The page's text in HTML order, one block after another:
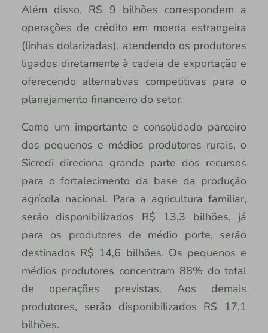
Além disso, R$ 9 bilhões correspondem a
operações de crédito em moeda estrangeira
(linhas dolarizadas), atendendo os produtores
ligados diretamente à cadeia de exportação e
oferecendo alternativas competitivas para o
planejamento financeiro do setor.
Como um importante e consolidado parceiro
dos pequenos e médios produtores rurais, o
Sicredi direciona grande parte dos recursos
para o fortalecimento da base da produção
agrícola nacional. Para a agricultura familiar,
serão disponibilizados R$ 13,3 bilhões, já
para os produtores de médio porte, serão
destinados R$ 14,6 bilhões. Os pequenos e
médios produtores concentram 88% do total
de operações previstas. Aos demais
produtores, serão disponibilizados R$ 17,1
bilhões.